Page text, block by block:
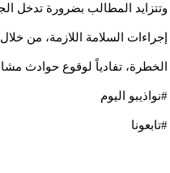
وتتزايد المطالب بضرورة تدخل
إجراءات السلامة اللازمة، من
الخطرة، تفادياً لوقوع حوادث
#نواذيبو اليوم
#تابعونا